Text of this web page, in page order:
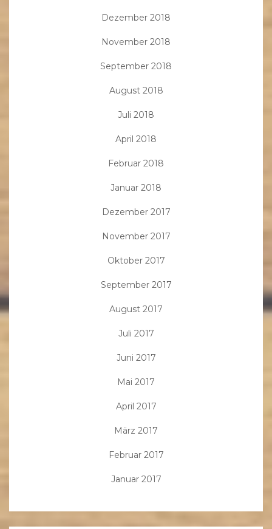
Dezember 2018
November 2018
September 2018
August 2018
Juli 2018
April 2018
Februar 2018
Januar 2018
Dezember 2017
November 2017
Oktober 2017
September 2017
August 2017
Juli 2017
Juni 2017
Mai 2017
April 2017
März 2017
Februar 2017
Januar 2017